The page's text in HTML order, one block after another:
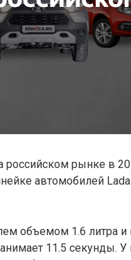
российском рынке в
автомобилей
объемом 1.6 литра
11.5 секунды.